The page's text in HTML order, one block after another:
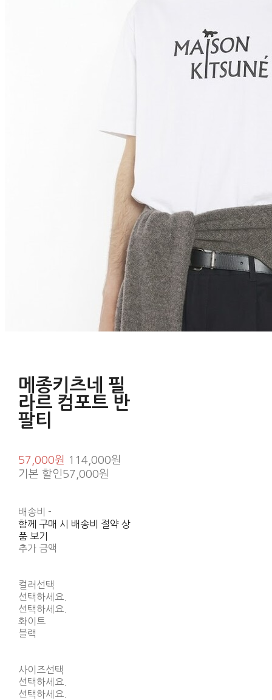
메종키츠네 필
라르 컴포트 반
팔티
57,000원
114,000원
기본 할인57,000원
배송비 -
함께 구매 시 배송비 절약 상
품 보기
추가 금액
컬러선택
선택하세요.
선택하세요.
화이트
블랙
사이즈선택
선택하세요.
선택하세요.